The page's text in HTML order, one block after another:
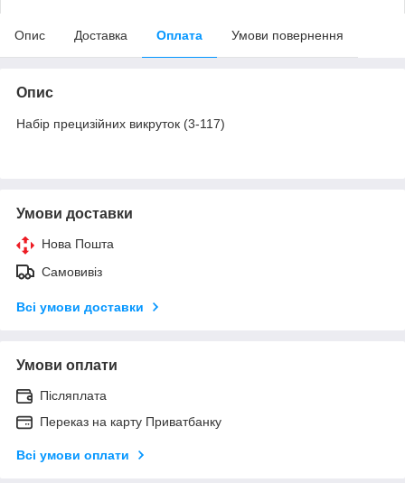
Опис Доставка Оплата Умови повернення
Опис
Набір прецизійних викруток (3-117)
Умови доставки
Нова Пошта
Самовивіз
Всі умови доставки
Умови оплати
Післяплата
Переказ на карту Приватбанку
Всі умови оплати